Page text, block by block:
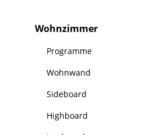
Wohnzimmer
Programme
Wohnwand
Sideboard
Highboard